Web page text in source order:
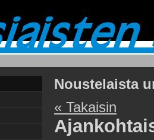
Noustelaista
« Takaisin